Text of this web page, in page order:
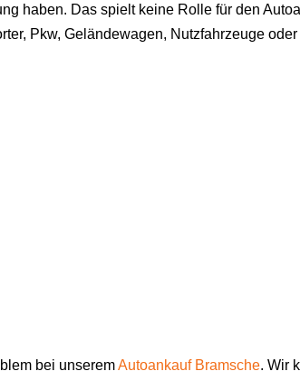
haben. Das spielt keine Rolle für den
Pkw, Geländewagen, Nutzfahrzeuge oder
bei unseremAutoankauf Bramsche. Wir